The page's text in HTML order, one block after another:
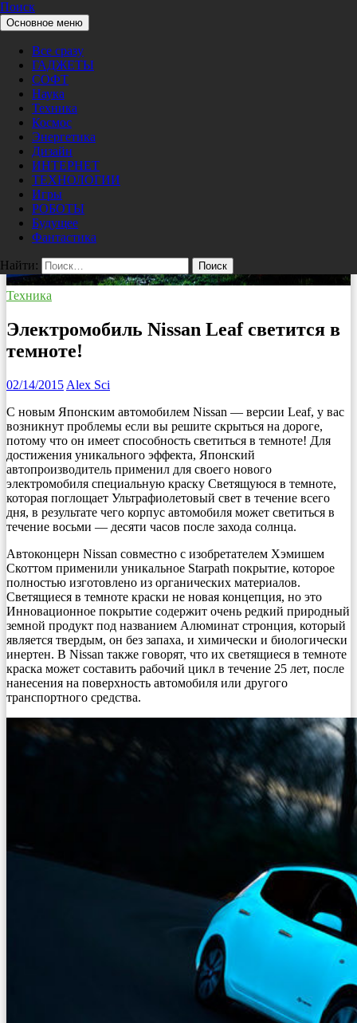
Перейти к содержимому
Pro/Hi-Tech
Поиск
Основное меню
Все сразу
ГАДЖЕТЫ
СОФТ
Наука
Техника
Космос
Энергетика
Дизайн
ИНТЕРНЕТ
ТЕХНОЛОГИИ
Игры
РОБОТЫ
Будущее
Фантастика
Найти:
Техника
Электромобиль Nissan Leaf светится в
темноте!
02/14/2015 Alex Sci
С новым Японским автомобилем Nissan — версии Leaf, у вас
возникнут проблемы если вы решите скрыться на дороге,
потому что он имеет способность светиться в темноте! Для
достижения уникального эффекта, Японский
автопроизводитель применил для своего нового
электромобиля специальную краску Светящуюся в темноте,
которая поглощает Ультрафиолетовый свет в течение всего
дня, в результате чего корпус автомобиля может светиться в
течение восьми — десяти часов после захода солнца.
Автоконцерн Nissan совместно с изобретателем Хэмишем
Скоттом применили уникальное Starpath покрытие, которое
полностью изготовлено из органических материалов.
Светящиеся в темноте краски не новая концепция, но это
Инновационное покрытие содержит очень редкий природный
земной продукт под названием Алюминат стронция, который
является твердым, он без запаха, и химически и биологически
инертен. В Nissan также говорят, что их светящиеся в темноте
краска может составить рабочий цикл в течение 25 лет, после
нанесения на поверхность автомобиля или другого
транспортного средства.